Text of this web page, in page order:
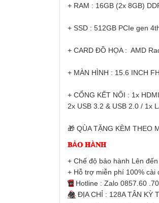
+ RAM : 16GB (2x 8GB)
+ SSD : 512GB PCIe gen
+ CARD ĐỒ HỌA : AMD
+ MÀN HÌNH : 15.6 INCH
+ CỔNG KẾT NỐI : 1x
2x USB 3.2 & USB 2.0 / 1x
🎁 QÙA TẶNG KÈM THEO
𝐁Ả𝐎 𝐇À𝐍𝐇
+ Chế độ bảo hành Lên
+ Hỗ trợ miễn phí 100% cài
☎️ Hotline : Zalo 0857.60
🏘 ĐỊA CHỈ : 128A TÂN KỲ